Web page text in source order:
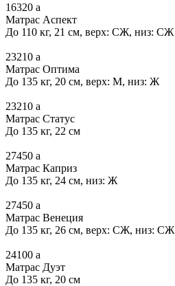
16320 a
Матрас Аспект
До 110 кг, 21 см, верх: СЖ, низ: СЖ
23210 a
Матрас Оптима
До 135 кг, 20 см, верх: М, низ: Ж
23210 a
Матрас Статус
До 135 кг, 22 см
27450 a
Матрас Каприз
До 135 кг, 24 см, низ: Ж
27450 a
Матрас Венеция
До 135 кг, 26 см, верх: СЖ, низ: СЖ
24100 a
Матрас Дуэт
До 135 кг, 20 см